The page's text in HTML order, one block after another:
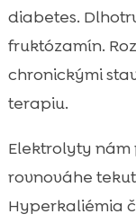
diabetes.
fruktózamín.
chronickými
terapiu.
Elektrolyty nám
rovnováhe
Hyperkaliémia